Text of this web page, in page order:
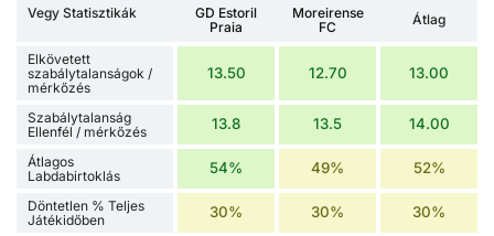
Vegy Statisztikák
GD Estoril
Praia
Moreirense
FC
Átlag
Elkövetett
szabálytalanságok /
mérkőzés
13.50 12.70 13.00
Szabálytalanság
Ellenfél / mérkőzés
13.8 13.5 14.00
Átlagos
Labdabirtoklás
54% 49% 52%
Döntetlen % Teljes
Játékidőben
30% 30% 30%